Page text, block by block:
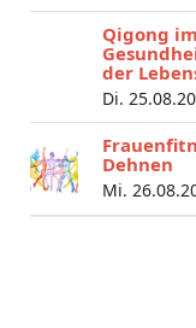
Qigong
der
Di.
Dehnen
Mi.